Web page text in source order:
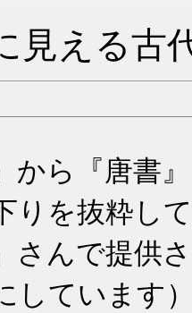
見える古
から『唐書
りを抜粋し
さんで提供
しています